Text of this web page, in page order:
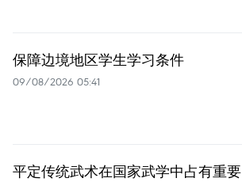
保障边境地区学生学习条件
09/08/2026 05:41
平定传统武术在国家武学中占有重要